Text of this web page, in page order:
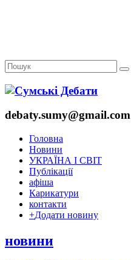
debaty.sumy@gmail.com
Головна
Новини
УКРАЇНА І СВІТ
Публікації
афіша
Карикатури
контакти
+Додати новину
новини